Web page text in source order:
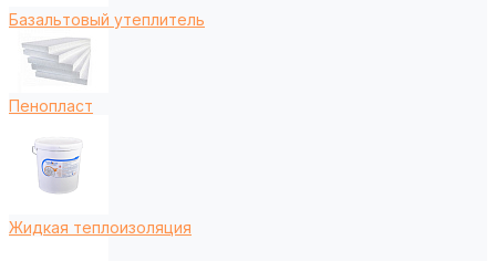
Базальтовый утеплитель
Пенопласт
Жидкая теплоизоляция